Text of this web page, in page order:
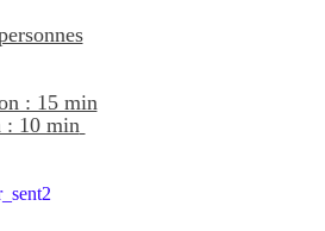
: 15 min
: 10 min